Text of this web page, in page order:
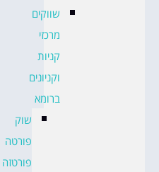
שווקים
מרכזי
קניות
וקניונים
ברומא
שוק
פורטה
פורטזה